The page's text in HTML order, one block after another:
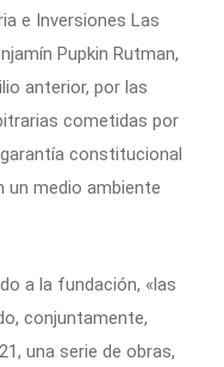
e Inversiones Las
Pupkin Rutman,
anterior, por las
cometidas por
constitucional
un medio ambiente
a la fundación, «las
conjuntamente,
una serie de obras,